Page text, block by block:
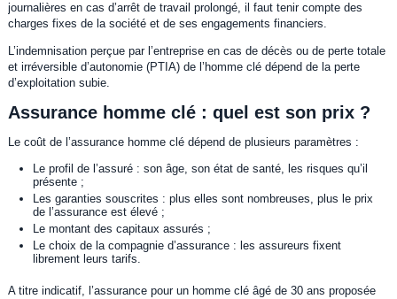
journalières en cas d’arrêt de travail prolongé, il faut tenir compte des
charges fixes de la société et de ses engagements financiers.
L’indemnisation perçue par l’entreprise en cas de décès ou de perte totale
et irréversible d’autonomie (PTIA) de l’homme clé dépend de la perte
d’exploitation subie.
Assurance homme clé : quel est son prix ?
Le coût de l’assurance homme clé dépend de plusieurs paramètres :
Le profil de l’assuré : son âge, son état de santé, les risques qu’il
présente ;
Les garanties souscrites : plus elles sont nombreuses, plus le prix
de l’assurance est élevé ;
Le montant des capitaux assurés ;
Le choix de la compagnie d’assurance : les assureurs fixent
librement leurs tarifs.
A titre indicatif, l’assurance pour un homme clé âgé de 30 ans proposée